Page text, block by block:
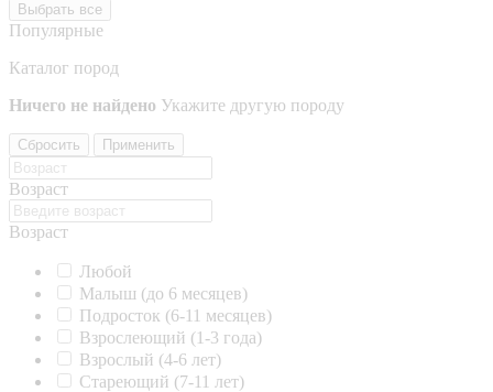
Выбрать все
Популярные
Каталог пород
Ничего не найдено Укажите другую породу
Сбросить Применить
Возраст
Возраст
Любой
Малыш (до 6 месяцев)
Подросток (6-11 месяцев)
Взрослеющий (1-3 года)
Взрослый (4-6 лет)
Стареющий (7-11 лет)